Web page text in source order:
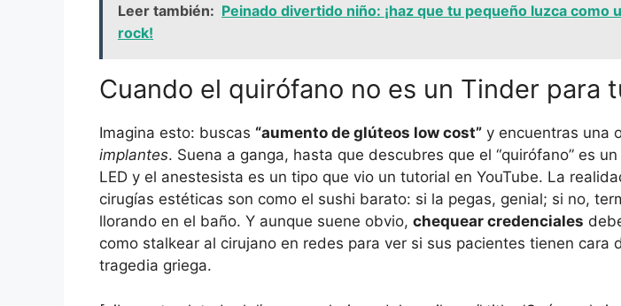
Leer también: Peinado divertido niño: ¡haz que tu pequeño luzca como
rock!
Cuando el quirófano no es un Tinder para
Imagina esto: buscas “aumento de glúteos low cost” y encuentras una
implantes. Suena a ganga, hasta que descubres que el “quirófano” es
LED y el anestesista es un tipo que vio un tutorial en YouTube. La
cirugías estéticas son como el sushi barato: si la pegas, genial; si no,
llorando en el baño. Y aunque suene obvio, chequear credenciales
como stalkear al cirujano en redes para ver si sus pacientes tienen cara
tragedia griega.